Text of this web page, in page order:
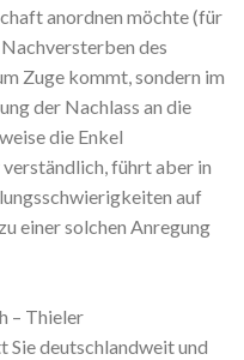
anordnen möchte (für
des
Zuge kommt, sondern im
der Nachlass an die
die Enkel
führt aber in
auf
einer solchen Anregung
– Thieler
deutschlandweit und